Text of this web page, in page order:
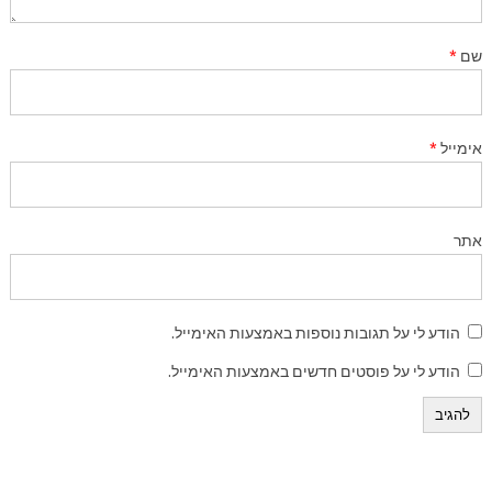
שם*
אימייל*
אתר
הודע לי על תגובות נוספות באמצעות האימייל.
הודע לי על פוסטים חדשים באמצעות האימייל.